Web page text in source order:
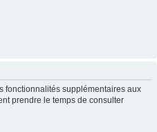
fonctionnalités supplémentaires aux
prendre le temps de consulter